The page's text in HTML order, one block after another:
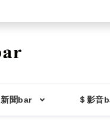
新聞bar ＄影音